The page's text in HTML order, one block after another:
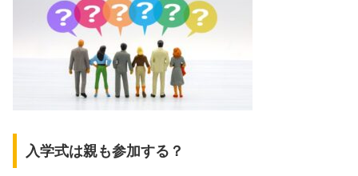
入学式は親も参加する？